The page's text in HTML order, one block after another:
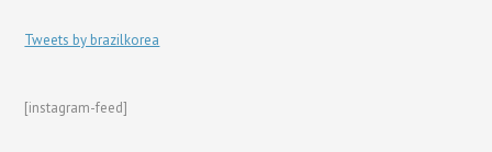
Tweets by brazilkorea
[instagram-feed]